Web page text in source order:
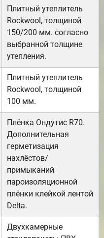
Плитный утеплитель
Rockwool, толщиной
150/200 мм. согласно
выбранной толщине
утепления.
Плитный утеплитель
Rockwool, толщиной
100 мм.
Плёнка Ондутис R70.
Дополнительная
герметизация
нахлёстов/
примыканий
пароизоляционной
плёнки клейкой лентой
Delta.
Двухкамерные